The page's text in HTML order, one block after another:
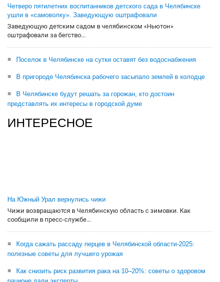
Четверо пятилетних воспитанников детского сада в Челябинске
ушли в «самоволку». Заведующую оштрафовали
Заведующую детским садом в челябинском «Ньютон»
оштрафовали за бегство...
Поселок в Челябинске на сутки оставят без водоснабжения
В пригороде Челябинска рабочего засыпало землей в колодце
В Челябинске будут решать за горожан, кто достоин
представлять их интересы в городской думе
ИНТЕРЕСНОЕ
На Южный Урал вернулись чижи
Чижи возвращаются в Челябинскую область с зимовки. Как
сообщили в пресс-службе...
Когда сажать рассаду перцев в Челябинской области-2025:
полезные советы для лучшего урожая
Как снизить риск развития рака на 10–20%: советы о здоровом